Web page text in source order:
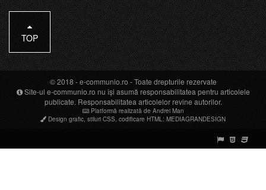
TOP
© 2018 -e-communio.ro - Toate drepturile rezervate
Site-ul e-communio.ro nu își asumă responsabilitatea pentru articolele
publicate. Responsabilitatea articolelor revine autorilor.
Platformă realizată de Andrei Man
Design grafic stiluri CSS codificare HTML : MEDIAGRANDESIGN